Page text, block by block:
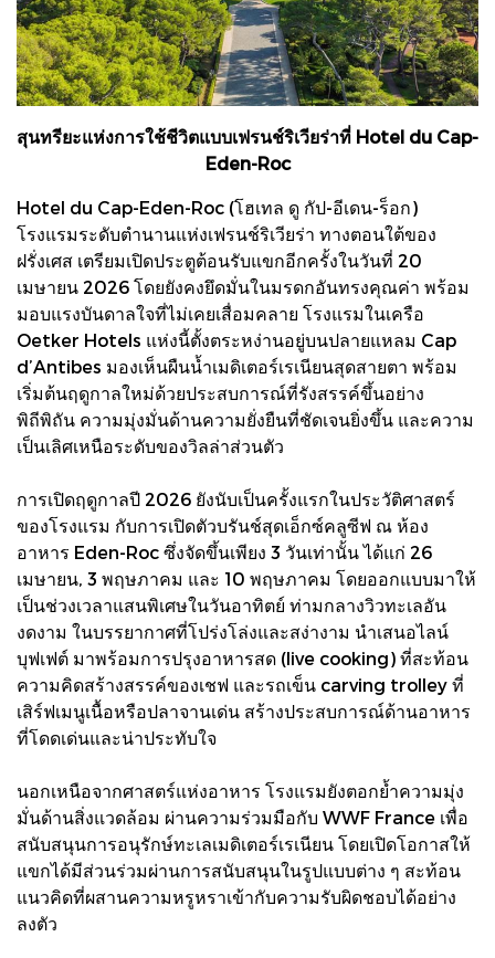
สุนทรียะแห่งการใช้ชีวิตแบบเฟรนช์ริเวียร่าที่ Hotel du Cap-
Eden-Roc
Hotel du Cap-Eden-Roc (โฮเทล ดู กัป-อีเดน-ร็อก)
โรงแรมระดับตำนานแห่งเฟรนช์ริเวียร่า ทางตอนใต้ของ
ฝรั่งเศส เตรียมเปิดประตูต้อนรับแขกอีกครั้งในวันที่ 20
เมษายน 2026 โดยยังคงยึดมั่นในมรดกอันทรงคุณค่า พร้อม
มอบแรงบันดาลใจที่ไม่เคยเสื่อมคลาย โรงแรมในเครือ
Oetker Hotels แห่งนี้ตั้งตระหง่านอยู่บนปลายแหลม Cap
d’Antibes มองเห็นผืนน้ำเมดิเตอร์เรเนียนสุดสายตา พร้อม
เริ่มต้นฤดูกาลใหม่ด้วยประสบการณ์ที่รังสรรค์ขึ้นอย่าง
พิถีพิถัน ความมุ่งมั่นด้านความยั่งยืนที่ชัดเจนยิ่งขึ้น และความ
เป็นเลิศเหนือระดับของวิลล่าส่วนตัว
การเปิดฤดูกาลปี 2026 ยังนับเป็นครั้งแรกในประวัติศาสตร์
ของโรงแรม กับการเปิดตัวบรันช์สุดเอ็กซ์คลูซีฟ ณ ห้อง
อาหาร Eden-Roc ซึ่งจัดขึ้นเพียง 3 วันเท่านั้น ได้แก่ 26
เมษายน, 3 พฤษภาคม และ 10 พฤษภาคม โดยออกแบบมาให้
เป็นช่วงเวลาแสนพิเศษในวันอาทิตย์ ท่ามกลางวิวทะเลอัน
งดงาม ในบรรยากาศที่โปร่งโล่งและสง่างาม นำเสนอไลน์
บุฟเฟต์ มาพร้อมการปรุงอาหารสด (live cooking) ที่สะท้อน
ความคิดสร้างสรรค์ของเชฟ และรถเข็น carving trolley ที่
เสิร์ฟเมนูเนื้อหรือปลาจานเด่น สร้างประสบการณ์ด้านอาหาร
ที่โดดเด่นและน่าประทับใจ
นอกเหนือจากศาสตร์แห่งอาหาร โรงแรมยังตอกย้ำความมุ่ง
มั่นด้านสิ่งแวดล้อม ผ่านความร่วมมือกับ WWF France เพื่อ
สนับสนุนการอนุรักษ์ทะเลเมดิเตอร์เรเนียน โดยเปิดโอกาสให้
แขกได้มีส่วนร่วมผ่านการสนับสนุนในรูปแบบต่าง ๆ สะท้อน
แนวคิดที่ผสานความหรูหราเข้ากับความรับผิดชอบได้อย่าง
ลงตัว